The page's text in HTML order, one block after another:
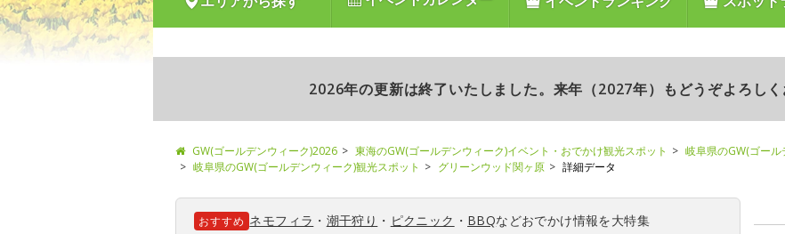
2026年の更新は終了いたしました。来年（2027年）もどうぞよろしく
GW(ゴールデンウィーク)2026 東海のGW(ゴールデンウィーク)イベント・おでかけ観光スポット
岐阜県のGW(ゴー
岐阜県のGW(ゴールデンウィーク)観光スポット
グリーンウッド関ヶ原 詳細データ
おすすめ ネモフィラ ・ 潮干狩り ・ ピクニック ・ BBQなどおでかけ情報を大特集